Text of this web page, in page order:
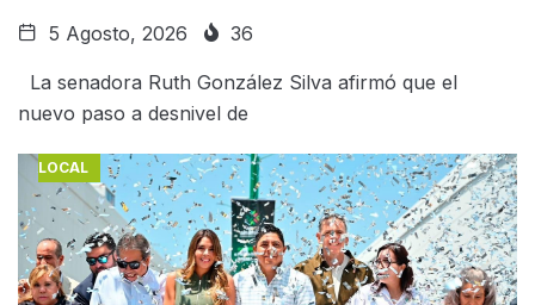
5 Agosto, 2026 36
La senadora Ruth González Silva afirmó que el
nuevo paso a desnivel de
LOCAL